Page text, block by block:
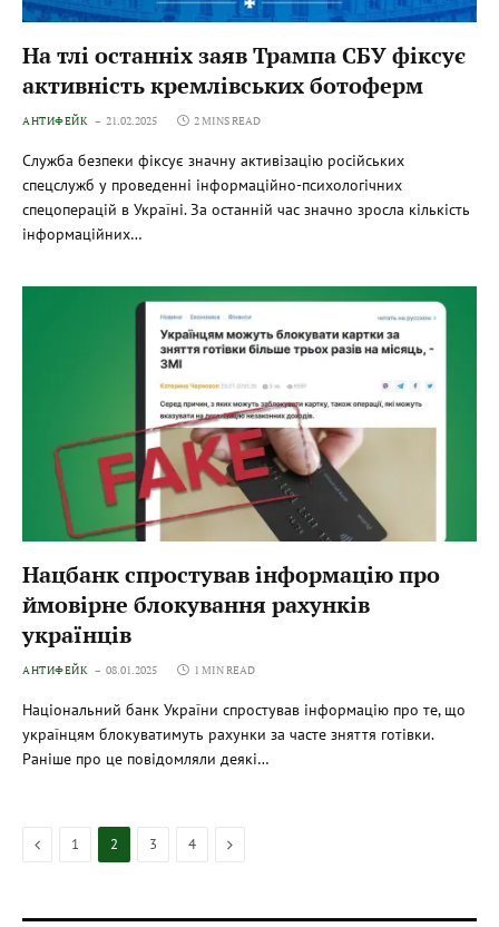
На тлі останніх заяв Трампа СБУ фіксує
активність кремлівських ботоферм
АНТИФЕЙК 21.02.2025 2 MINS READ
Служба безпеки фіксує значну активізацію російських
спецслужб у проведенні інформаційно-психологічних
спецоперацій в Україні. За останній час значно зросла кількість
інформаційних…
Нацбанк спростував інформацію про
ймовірне блокування рахунків
українців
АНТИФЕЙК 08.01.2025 1 MIN READ
Національний банк України спростував інформацію про те, що
українцям блокуватимуть рахунки за часте зняття готівки.
Раніше про це повідомляли деякі…
Previous
1 2 3 4 Next